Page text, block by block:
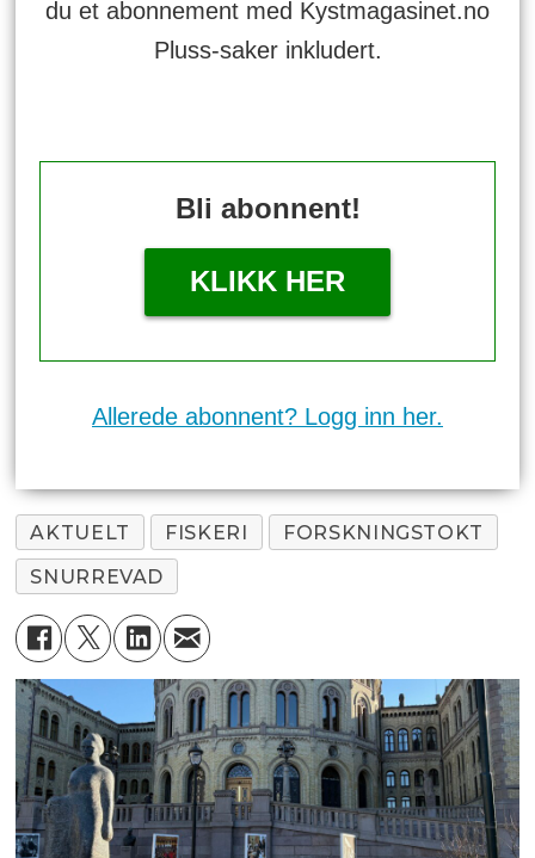
du et abonnement med Kystmagasinet.no
Pluss-saker inkludert.
Bli abonnent!
KLIKK HER
Allerede abonnent? Logg inn her.
AKTUELT FISKERI
FORSKNINGSTOKT
SNURREVAD